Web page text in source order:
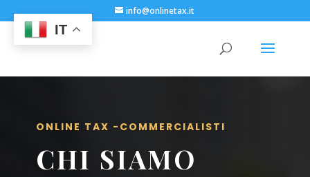
info@onlinetax.it
ONLINE TAX -COMMERCIALISTI
CHI SIAMO
IT